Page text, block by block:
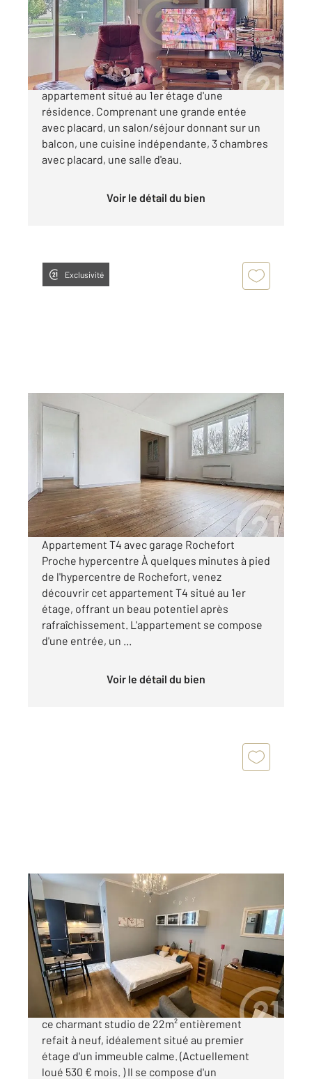
Appartement F4 à vendre
191 800 €
Dans un environnement très calme, bel
appartement situé au 1er étage d'une
résidence. Comprenant une grande entée
avec placard, un salon/séjour donnant sur un
balcon, une cuisine indépendante, 3 chambres
avec placard, une salle d'eau.
Voir le détail du bien
Exclusivité
ROCHEFORT 17
Appartement T4 à vendre
128 600 €
Visiter le site dédié
Appartement T4 avec garage Rochefort
Proche hypercentre À quelques minutes à pied
de l'hypercentre de Rochefort, venez
découvrir cet appartement T4 situé au 1er
étage, offrant un beau potentiel après
rafraîchissement. L'appartement se compose
d'une entrée, un ...
Voir le détail du bien
ROCHEFORT 17
22 m2, 1 pièce
Ref : 1882
Appartement Studio à vendre
99 800 €
À Rochefort Proche de la Corderie, Découvrez
ce charmant studio de 22m² entièrement
refait à neuf, idéalement situé au premier
étage d'un immeuble calme. (Actuellement
loué 530 € mois. ) Il se compose d'un